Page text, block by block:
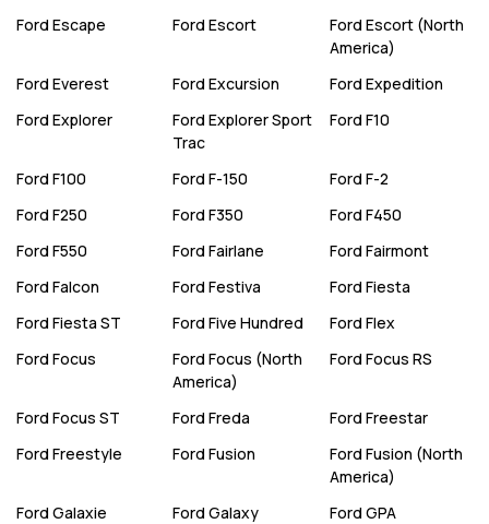
Ford Escape Ford Escort Ford Escort (North
America)
Ford Everest Ford Excursion Ford Expedition
Ford Explorer Ford Explorer Sport
Trac
Ford F10
Ford F100 Ford F-150 Ford F-2
Ford F250 Ford F350 Ford F450
Ford F550 Ford Fairlane Ford Fairmont
Ford Falcon Ford Festiva Ford Fiesta
Ford Fiesta ST Ford Five Hundred Ford Flex
Ford Focus Ford Focus (North
America)
Ford Focus RS
Ford Focus ST Ford Freda Ford Freestar
Ford Freestyle Ford Fusion Ford Fusion (North
America)
Ford Galaxie Ford Galaxy Ford GPA